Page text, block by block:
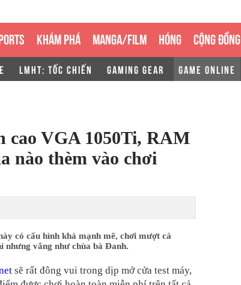
KHÁM PHÁ MANGA/FILM HÓNG CỘNG ĐỒNG
LMHT: TỐC CHIẾN GAMING GEAR GAME ONLINE
cao VGA 1050Ti, RAM
nào thèm vào chơi
có cấu hình khá mạnh mẽ, chơi mượt cả
nhưng vắng như chùa bà Đanh.
sẽ rất đông vui trong dịp mở cửa test máy,